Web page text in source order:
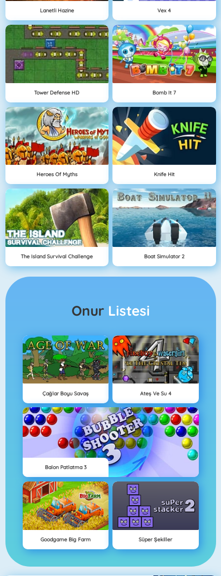
Lanetli Hazine Vex 4
Tower Defense HD Bomb It 7
Heroes Of Myths Knife Hit
The Island Survival Challenge Boat Simulator 2
Onur Listesi
Çağlar Boyu Savaş Ateş Ve Su 4
Balon Patlatma 3
Goodgame Big Farm Süper Şekiller